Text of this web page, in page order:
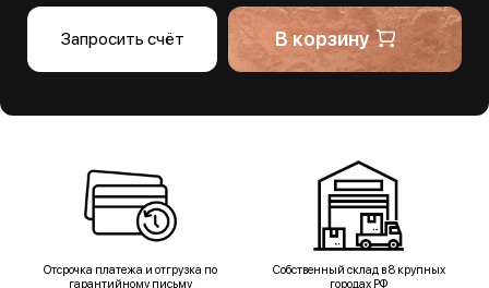
Запросить счёт В корзину
Отсрочка платежа и отгрузка по
гарантийному письму
Собственный склад в 8 крупных
городах РФ